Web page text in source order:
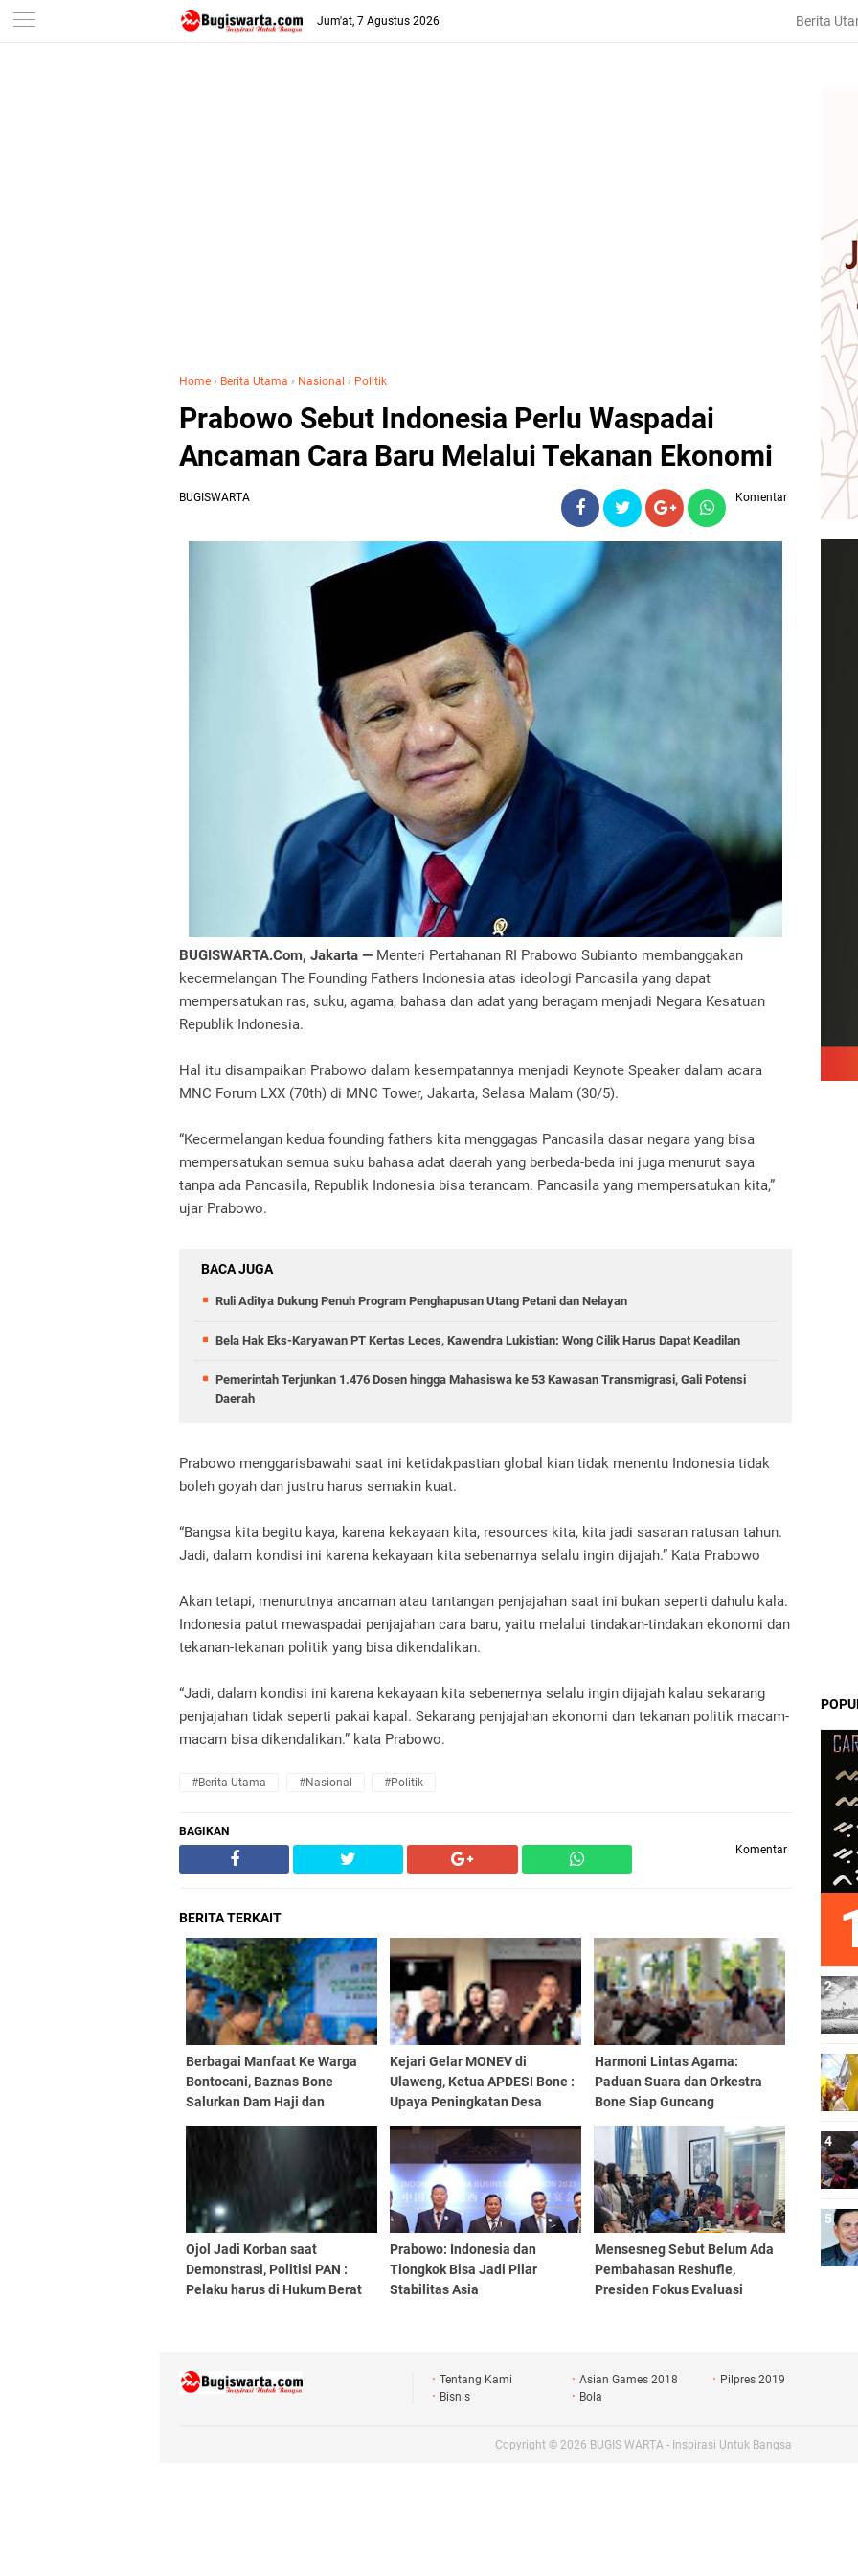
-->
Jum'at, 7 Agustus 2026 Berita
Home › Berita Utama › Nasional › Politik
Prabowo Sebut Indonesia Perlu Waspadai
Ancaman Cara Baru Melalui Tekanan Ekonomi
BUGISWARTA Komentar
BUGISWARTA.Com, Jakarta — Menteri Pertahanan RI Prabowo Subianto membanggakan
kecermelangan The Founding Fathers Indonesia atas ideologi Pancasila yang dapat
mempersatukan ras, suku, agama, bahasa dan adat yang beragam menjadi Negara Kesatuan
Republik Indonesia.
Hal itu disampaikan Prabowo dalam kesempatannya menjadi Keynote Speaker dalam acara
MNC Forum LXX (70th) di MNC Tower, Jakarta, Selasa Malam (30/5).
“Kecermelangan kedua founding fathers kita menggagas Pancasila dasar negara yang bisa
mempersatukan semua suku bahasa adat daerah yang berbeda-beda ini juga menurut saya
tanpa ada Pancasila, Republik Indonesia bisa terancam. Pancasila yang mempersatukan kita,”
ujar Prabowo.
BACA JUGA
Ruli Aditya Dukung Penuh Program Penghapusan Utang Petani dan Nelayan
Bela Hak Eks-Karyawan PT Kertas Leces, Kawendra Lukistian: Wong Cilik Harus Dapat Keadilan
Pemerintah Terjunkan 1.476 Dosen hingga Mahasiswa ke 53 Kawasan Transmigrasi, Gali Potensi
Daerah
Prabowo menggarisbawahi saat ini ketidakpastian global kian tidak menentu Indonesia tidak
boleh goyah dan justru harus semakin kuat.
“Bangsa kita begitu kaya, karena kekayaan kita, resources kita, kita jadi sasaran ratusan tahun.
Jadi, dalam kondisi ini karena kekayaan kita sebenarnya selalu ingin dijajah.” Kata Prabowo
Akan tetapi, menurutnya ancaman atau tantangan penjajahan saat ini bukan seperti dahulu kala.
Indonesia patut mewaspadai penjajahan cara baru, yaitu melalui tindakan-tindakan ekonomi dan
tekanan-tekanan politik yang bisa dikendalikan.
“Jadi, dalam kondisi ini karena kekayaan kita sebenernya selalu ingin dijajah kalau sekarang
penjajahan tidak seperti pakai kapal. Sekarang penjajahan ekonomi dan tekanan politik macam-
macam bisa dikendalikan.” kata Prabowo.
#Berita Utama #Nasional #Politik
BAGIKAN
Komentar
BERITA TERKAIT
Berbagai Manfaat Ke Warga
Bontocani, Baznas Bone
Salurkan Dam Haji dan
Stunting
Kejari Gelar MONEV di
Ulaweng, Ketua APDESI Bone :
Upaya Peningkatan Desa
Harmoni Lintas Agama:
Paduan Suara dan Orkestra
Bone Siap Guncang
di Wajo
Ojol Jadi Korban saat
Demonstrasi, Politisi PAN :
Pelaku harus di Hukum Berat
Prabowo: Indonesia dan
Tiongkok Bisa Jadi Pilar
Stabilitas Asia
Mensesneg Sebut Belum Ada
Pembahasan Reshufle,
Presiden Fokus Evaluasi
Tentang Kami Asian Games 2018
Pilpres 2019
Bisnis
Bola
Copyright © 2026 BUGIS WARTA - Inspirasi Untuk Bangsa